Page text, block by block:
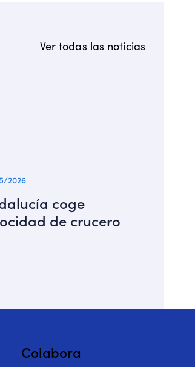
Ver todas las noticias
2026
coge
de crucero
Colabora